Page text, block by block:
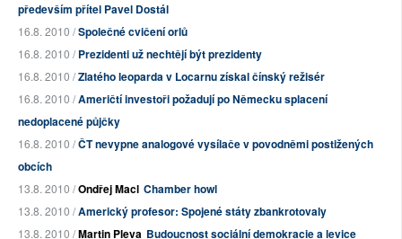
především přítel Pavel Dostál
16.8. 2010 /Společné cvičení orlů
16.8. 2010 /Prezidenti už nechtějí být prezidenty
16.8. 2010 /Zlatého leoparda v Locarnu získal čínský režisér
16.8. 2010 /Američtí investoři požadují po Německu splacení
nedoplacené půjčky
16.8. 2010 /ČT nevypne analogové vysílače v povodněmi postižených
obcích
13.8. 2010 /Ondřej Macl Chamber howl
13.8. 2010 /Americký profesor: Spojené státy zbankrotovaly
13.8. 2010 /Martin Pleva Budoucnost sociální demokracie a levice